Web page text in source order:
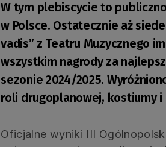
W tym plebiscycie to
w Polsce. Ostatecznie aż
vadis” z Teatru Muzycznego
wszystkim nagrody za
sezonie 2024/2025.
roli drugoplanowej, kostiumy i
Oficjalne wyniki III